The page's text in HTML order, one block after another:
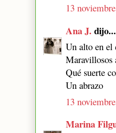
13
Ana J. dijo...
Un alto en el
Maravillosos
Qué suerte
Un abrazo
13
Marina